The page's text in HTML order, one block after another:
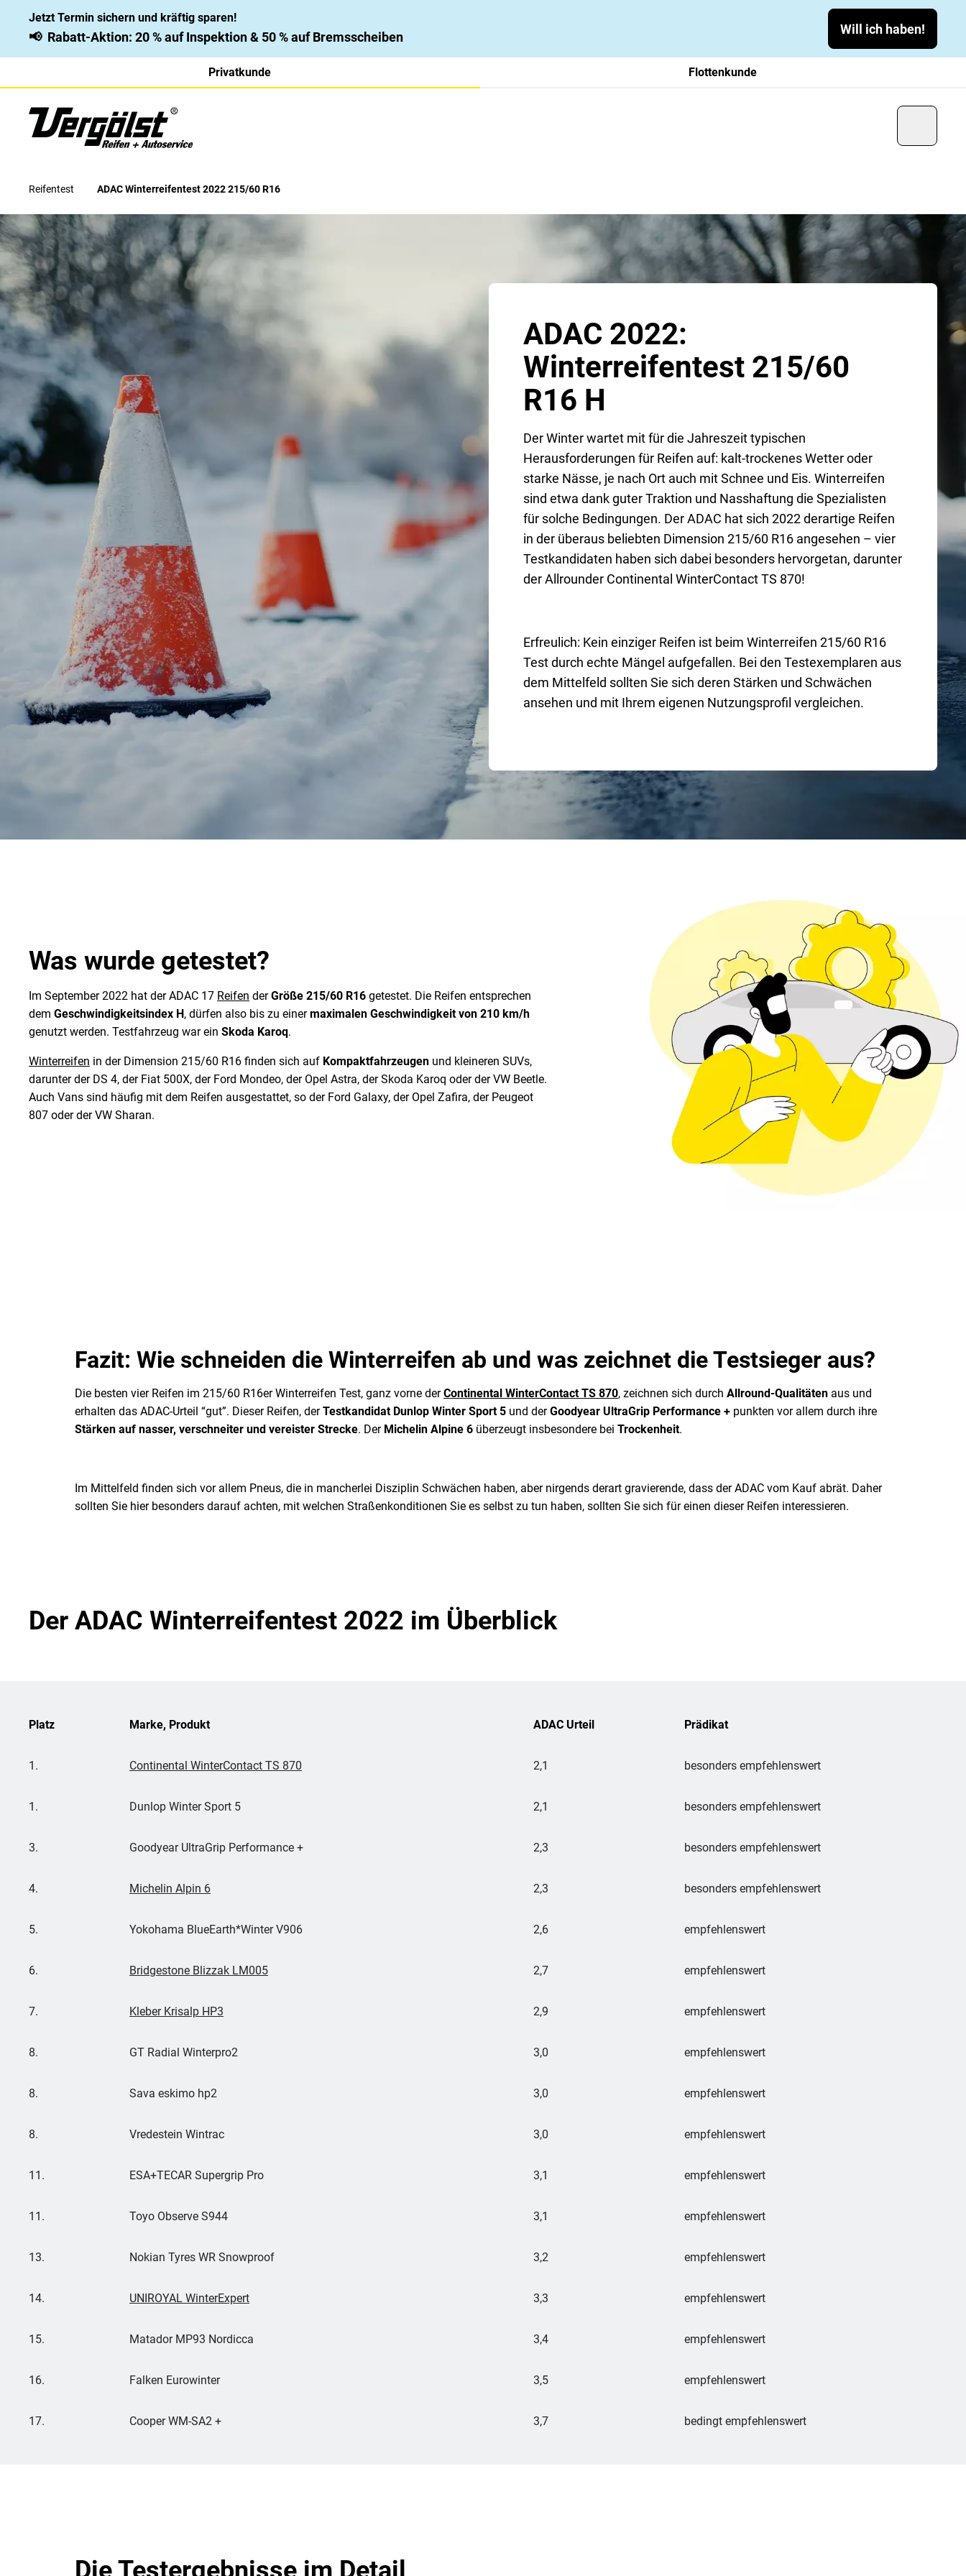
Jetzt Termin sichern und kräftig sparen!
📢 Rabatt-Aktion: 20 % auf Inspektion & 50 % auf Bremsscheiben
Will ich haben!
Privatkunde Flottenkunde
Reifentest ADAC Winterreifentest 2022 215/60 R16
ADAC 2022:
Winterreifentest 215/60
R16 H
Der Winter wartet mit für die Jahreszeit typischen
Herausforderungen für Reifen auf: kalt-trockenes Wetter oder
starke Nässe, je nach Ort auch mit Schnee und Eis. Winterreifen
sind etwa dank guter Traktion und Nasshaftung die Spezialisten
für solche Bedingungen. Der ADAC hat sich 2022 derartige Reifen
in der überaus beliebten Dimension 215/60 R16 angesehen – vier
Testkandidaten haben sich dabei besonders hervorgetan, darunter
der Allrounder Continental WinterContact TS 870!
Erfreulich: Kein einziger Reifen ist beim Winterreifen 215/60 R16
Test durch echte Mängel aufgefallen. Bei den Testexemplaren aus
dem Mittelfeld sollten Sie sich deren Stärken und Schwächen
ansehen und mit Ihrem eigenen Nutzungsprofil vergleichen.
Was wurde getestet?
Im September 2022 hat der ADAC 17 Reifen derGröße 215/60 R16 getestet. Die Reifen entsprechen
dem Geschwindigkeitsindex H , dürfen also bis zu einermaximalen Geschwindigkeit von 210 km/h
genutzt werden. Testfahrzeug war ein Skoda Karoq.
Winterreifen in der Dimension 215/60 R16 finden sich auf Kompaktfahrzeugen und kleineren SUVs,
darunter der DS 4, der Fiat 500X, der Ford Mondeo, der Opel Astra, der Skoda Karoq oder der VW Beetle.
Auch Vans sind häufig mit dem Reifen ausgestattet, so der Ford Galaxy, der Opel Zafira, der Peugeot
807 oder der VW Sharan.
Fazit: Wie schneiden die Winterreifen ab und was zeichnet die Testsieger aus?
Die besten vier Reifen im 215/60 R16er Winterreifen Test, ganz vorne derContinental WinterContact TS 870, zeichnen sich durch Allround-Qualitäten aus und
erhalten das ADAC-Urteil “gut”. Dieser Reifen, derTestkandidat Dunlop Winter Sport 5 und derGoodyear UltraGrip Performance + punkten vor allem durch ihre
Stärken auf nasser, verschneiter und vereister Strecke. DerMichelin Alpine 6 überzeugt insbesondere bei Trockenheit.
Im Mittelfeld finden sich vor allem Pneus, die in mancherlei Disziplin Schwächen haben, aber nirgends derart gravierende, dass der ADAC vom Kauf abrät. Daher
sollten Sie hier besonders darauf achten, mit welchen Straßenkonditionen Sie es selbst zu tun haben, sollten Sie sich für einen dieser Reifen interessieren.
Der ADAC Winterreifentest 2022 im Überblick
Platz Marke, Produkt ADAC Urteil Prädikat
1. Continental WinterContact TS 870 2,1 besonders empfehlenswert
1. Dunlop Winter Sport 5 2,1 besonders empfehlenswert
3. Goodyear UltraGrip Performance + 2,3 besonders empfehlenswert
4. Michelin Alpin 6 2,3 besonders empfehlenswert
5. Yokohama BlueEarth*Winter V906 2,6 empfehlenswert
6. Bridgestone Blizzak LM005 2,7 empfehlenswert
7. Kleber Krisalp HP3 2,9 empfehlenswert
8. GT Radial Winterpro2 3,0 empfehlenswert
8. Sava eskimo hp2 3,0 empfehlenswert
8. Vredestein Wintrac 3,0 empfehlenswert
11. ESA+TECAR Supergrip Pro 3,1 empfehlenswert
11. Toyo Observe S944 3,1 empfehlenswert
13. Nokian Tyres WR Snowproof 3,2 empfehlenswert
14. UNIROYAL WinterExpert 3,3 empfehlenswert
15. Matador MP93 Nordicca 3,4 empfehlenswert
16. Falken Eurowinter 3,5 empfehlenswert
17. Cooper WM-SA2 + 3,7 bedingt empfehlenswert